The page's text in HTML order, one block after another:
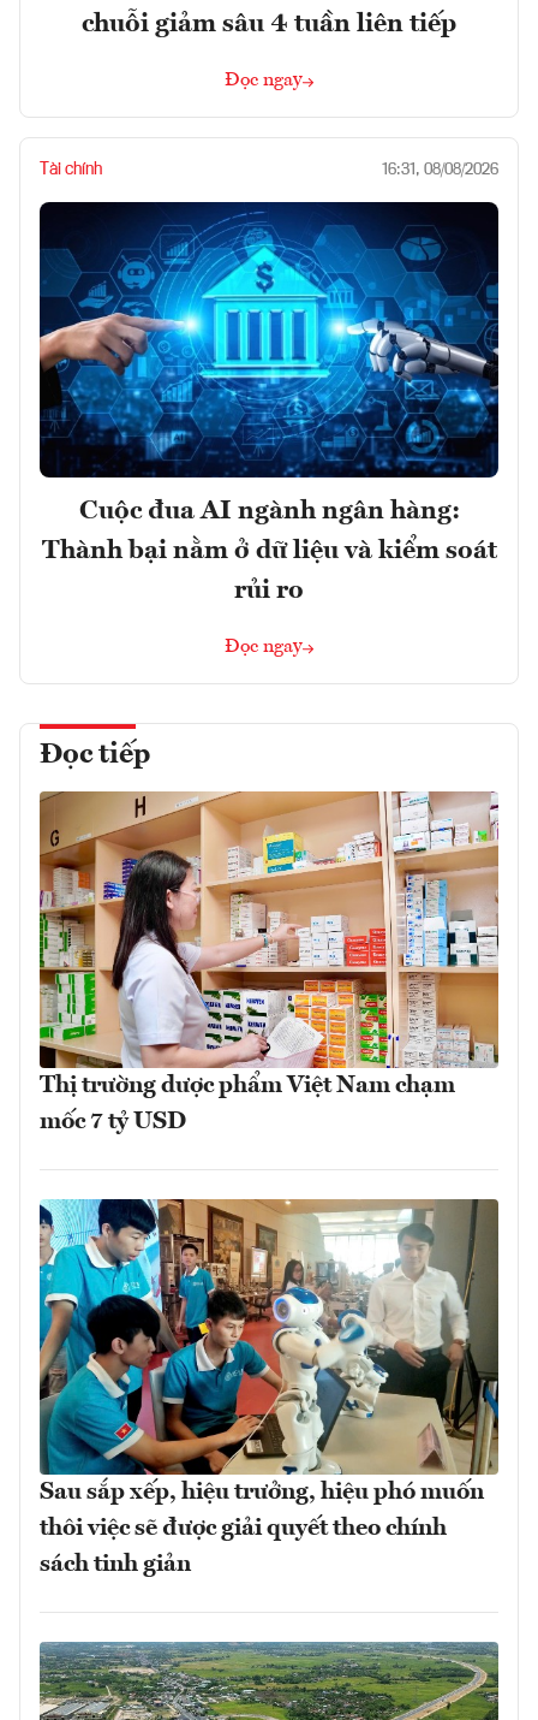
chuỗi giảm sâu 4 tuần liên tiếp
Đọc ngay
Tài chính 16:31, 08/08/2026
Cuộc đua AI ngành ngân hàng:
Thành bại nằm ở dữ liệu và kiểm soát
rủi ro
Đọc ngay
Đọc tiếp
Thị trường dược phẩm Việt Nam chạm
mốc 7 tỷ USD
Sau sắp xếp, hiệu trưởng, hiệu phó muốn
thôi việc sẽ được giải quyết theo chính
sách tinh giản